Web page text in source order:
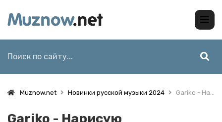
Muznow.net Новинки русской музыки 2024 Gariko - Нарисую
Gariko - Нарисую